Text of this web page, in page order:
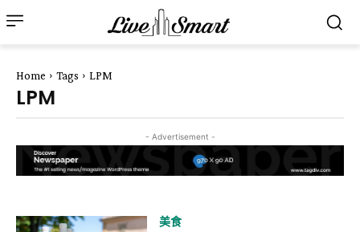
Home Tags LPM
LPM
- Advertisement -
美食